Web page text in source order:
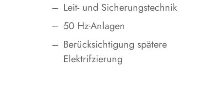
Leit- und Sicherungstechnik
50 Hz-Anlagen
Berücksichtigung spätere
Elektrifzierung